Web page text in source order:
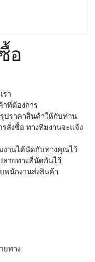
อ
รา
ที่ต้องการ
ปราคาสินค้าให้กับท่าน
สั่งซื้อ ทางทีมงานจะแจ้ง
งานได้นัดกับทางคุณไว้
ายทางที่นัดกันไว้
พนักงานส่งสินค้า
ยทาง